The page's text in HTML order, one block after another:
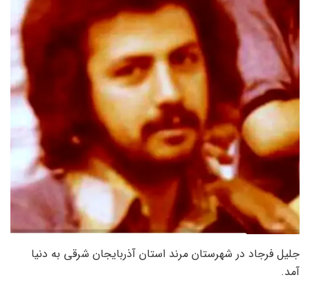
جلیل فرجاد در شهرستان مرند استان آذربایجان شرقی به دنیا
آمد.